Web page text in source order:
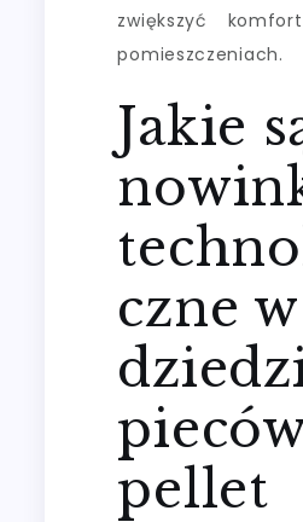
zwiększyć
pomieszczeniach.
Jakie
czne w
pellet